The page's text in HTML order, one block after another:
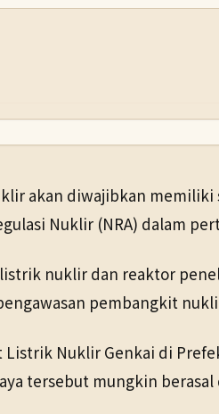
akan diwajibkan
Nuklir (NRA) dalam
nuklir dan reaktor
pembangkit
Nuklir Genkai di
tersebut mungkin